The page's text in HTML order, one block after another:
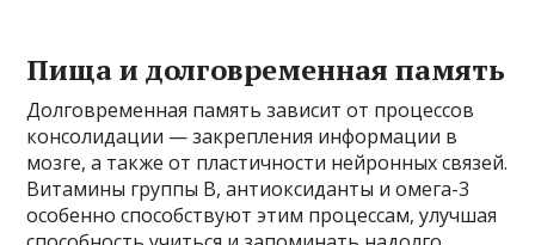
Пища и долговременная память
Долговременная память зависит от процессов
консолидации — закрепления информации в
мозге, а также от пластичности нейронных связей.
Витамины группы B, антиоксиданты и омега-3
особенно способствуют этим процессам, улучшая